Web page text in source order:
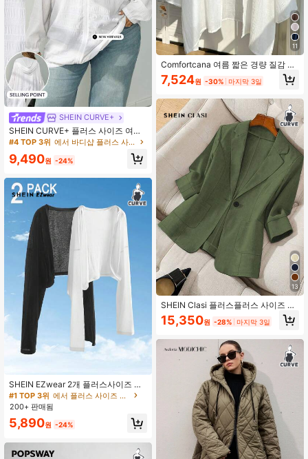
SHEIN CURVE+
SHEIN CURVE+ 플러스 사이즈 여성
용 경량 후드 긴팔 코트, 솔리드 컬러,
가을
#4 TOP 3위 에서 바디샵 플러스 사이즈 아우터웨어
9,490원 -24%
SHEIN EZwear 2개 플러스사이즈 여
성 블랙 앤 화이트 긴 소매 오픈 프런
트 캐주얼 재킷 세트
#1 TOP 3위
에서 플러스 사이즈 재킷
거의 매진!
#1 TOP 3위
에서 플러스 사이즈 재킷
거의 매진!
#1 TOP 3위
거의 매진!
200+ 판매됨
5,890원 -24%
11
Comfortcana 여름 짧은 경량 질감 플
러스 사이즈 짧은 재킷, 화이트
7,524원 -30% 마지막 3일
13
SHEIN Clasi 플러스플러스 사이즈 캐
주얼 통근 솔리드 컬러 재킷
15,350원 -28% 마지막 3일